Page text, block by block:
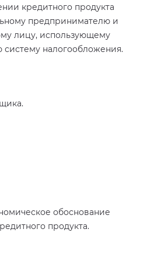
кредитного продукта
предпринимателю и
лицу, использующему
налогообложения.
обоснование
продукта.